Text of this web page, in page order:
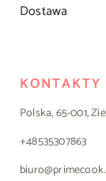
Dostawa
KONTAKTY
Polska, 65-001,
+48535307863